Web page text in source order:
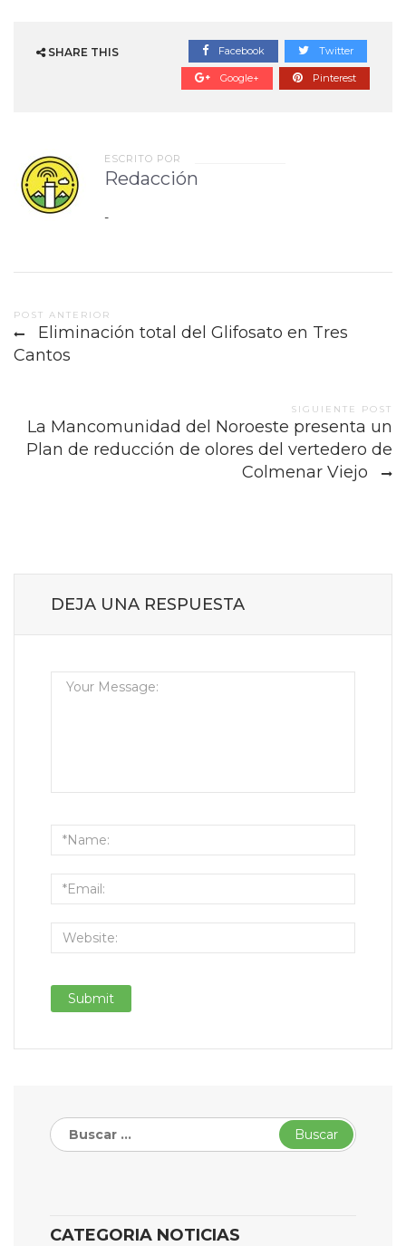
SHARE THIS Facebook Twitter
Google+ Pinterest
ESCRITO POR
Redacción
-
Post
navigation
POST ANTERIOR
Eliminación total del Glifosato en Tres
Cantos
SIGUIENTE POST
La Mancomunidad del Noroeste presenta un
Plan de reducción de olores del vertedero de
Colmenar Viejo
DEJA UNA RESPUESTA
Buscar:
CATEGORIA NOTICIAS